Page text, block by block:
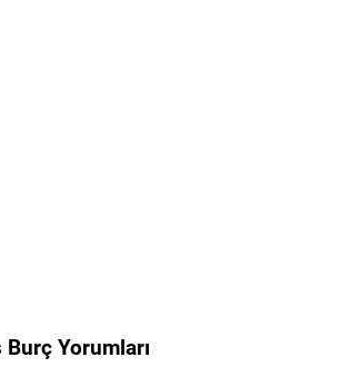
Yorumları